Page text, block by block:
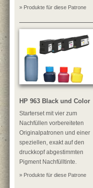
» Produkte für diese Patrone
HP 963 Black und Color
Starterset mit vier zum
Nachfüllen vorbereiteten
Originalpatronen und einer
speziellen, exakt auf den
druckkopf abgestimmten
Pigment Nachfülltinte.
» Produkte für diese Patrone